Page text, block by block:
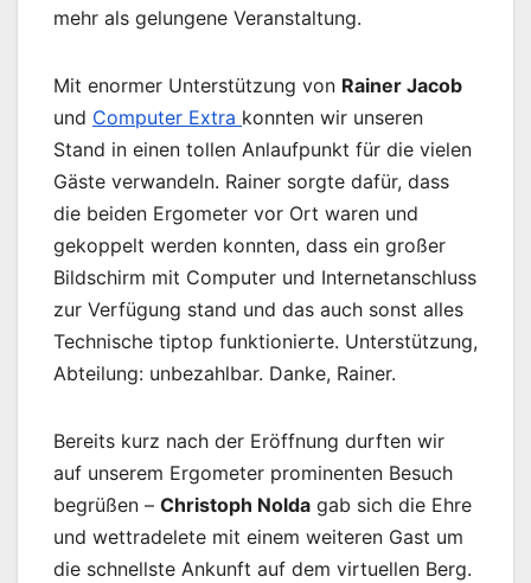
mehr als gelungene Veranstaltung.
Mit enormer Unterstützung von Rainer Jacob
und Computer Extra konnten wir unseren
Stand in einen tollen Anlaufpunkt für die vielen
Gäste verwandeln. Rainer sorgte dafür, dass
die beiden Ergometer vor Ort waren und
gekoppelt werden konnten, dass ein großer
Bildschirm mit Computer und Internetanschluss
zur Verfügung stand und das auch sonst alles
Technische tiptop funktionierte. Unterstützung,
Abteilung: unbezahlbar. Danke, Rainer.
Bereits kurz nach der Eröffnung durften wir
auf unserem Ergometer prominenten Besuch
begrüßen – Christoph Nolda gab sich die Ehre
und wettradelete mit einem weiteren Gast um
die schnellste Ankunft auf dem virtuellen Berg.